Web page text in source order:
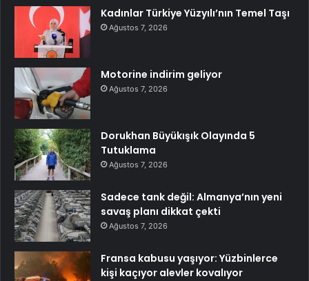
Kadınlar Türkiye Yüzyılı’nın Temel Taşı
Ağustos 7, 2026
Motorine indirim geliyor
Ağustos 7, 2026
Dorukhan Büyükışık Olayında 5
Tutuklama
Ağustos 7, 2026
Sadece tank değil: Almanya’nın yeni
savaş planı dikkat çekti
Ağustos 7, 2026
Fransa kabusu yaşıyor: Yüzbinlerce
kişi kaçıyor alevler kovalıyor